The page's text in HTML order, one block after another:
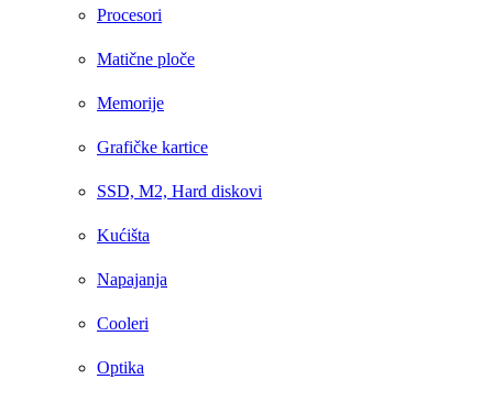
Procesori
Matične ploče
Memorije
Grafičke kartice
SSD, M2, Hard diskovi
Kućišta
Napajanja
Cooleri
Optika